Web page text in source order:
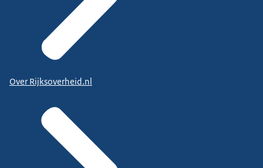
Over Rijksoverheid.nl